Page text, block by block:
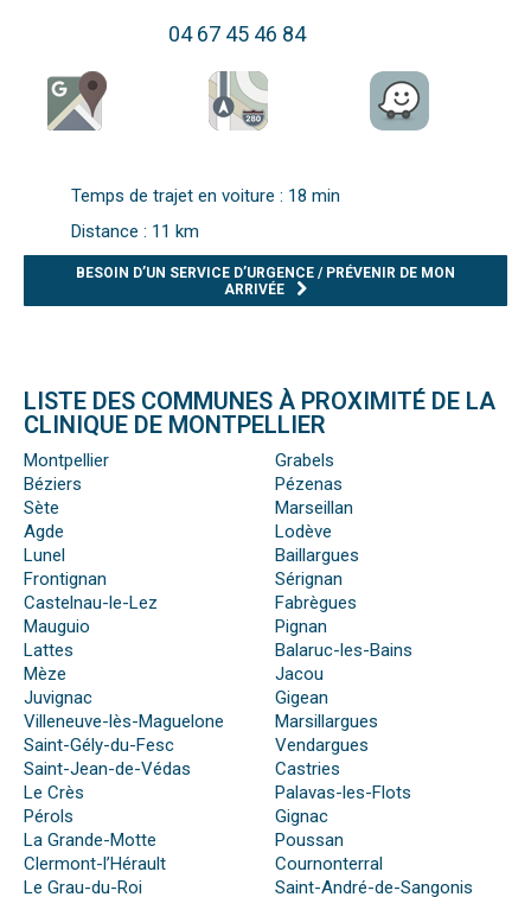
04 67 45 46 84
Temps de trajet en voiture : 18 min
Distance : 11 km
BESOIN D’UN SERVICE D’URGENCE / PRÉVENIR DE MON
ARRIVÉE
LISTE DES COMMUNES À PROXIMITÉ DE LA
CLINIQUE DE MONTPELLIER
Montpellier
Béziers
Sète
Agde
Lunel
Frontignan
Castelnau-le-Lez
Mauguio
Lattes
Mèze
Juvignac
Villeneuve-lès-Maguelone
Saint-Gély-du-Fesc
Saint-Jean-de-Védas
Le Crès
Pérols
La Grande-Motte
Clermont-l’Hérault
Le Grau-du-Roi
Grabels
Pézenas
Marseillan
Lodève
Baillargues
Sérignan
Fabrègues
Pignan
Balaruc-les-Bains
Jacou
Gigean
Marsillargues
Vendargues
Castries
Palavas-les-Flots
Gignac
Poussan
Cournonterral
Saint-André-de-Sangonis